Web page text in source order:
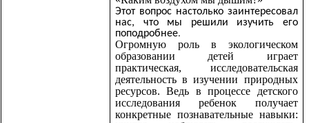
Этот вопрос настолько заинтересовал
нас, что мы решили изучить его
поподробнее.
Огромную роль в экологическом
образовании детей играет
практическая, исследовательская
деятельность в изучении природных
ресурсов. Ведь в процессе детского
исследования ребенок получает
конкретные познавательные навыки: